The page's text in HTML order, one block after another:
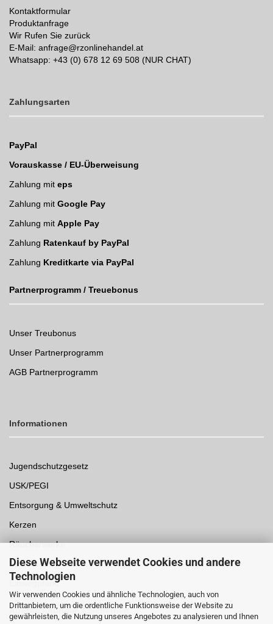
Diese Webseite verwendet Cookies und andere
Technologien
Wir verwenden Cookies und ähnliche Technologien, auch von
Drittanbietern, um die ordentliche Funktionsweise der Website zu
gewährleisten, die Nutzung unseres Angebotes zu analysieren und Ihnen
Kontaktformular
Produktanfrage
Wir Rufen Sie zurück
E-Mail: anfrage@rzonlinehandel.at
Whatsapp: +43 (0) 678 12 69 508 (NUR CHAT)
Zahlungsarten
PayPal
Vorauskasse / EU-Überweisung
Zahlung mit eps
Zahlung mit Google Pay
Zahlung mit Apple Pay
Zahlung Ratenkauf by PayPal
Zahlung Kreditkarte via PayPal
Partnerprogramm / Treuebonus
Unser Treubonus
Unser Partnerprogramm
AGB Partnerprogramm
Informationen
Jugendschutzgesetz
USK/PEGI
Entsorgung & Umweltschutz
Kerzen
Räucherwerke
Spielwaren
Einwegpfand
Auszeichnungen /Sicherheit